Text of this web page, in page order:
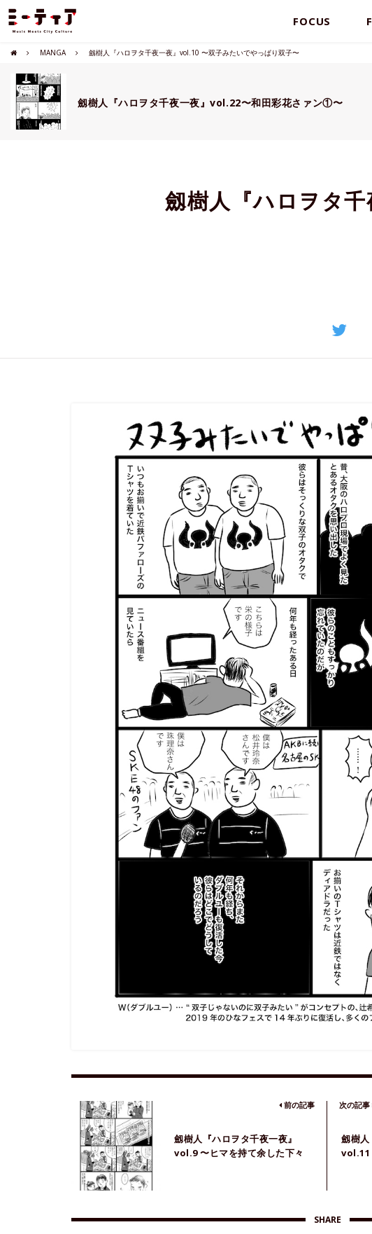
FOCUS
MANGA 劔樹人『ハロヲタ千夜一夜』vol.10 〜双子みたいでやっぱり双子〜
劔樹人『ハロヲタ千夜一夜』vol.22〜和田彩花さァン①〜
劔樹人『ハロヲタ
劔樹人『ハロヲタ千夜一夜』
vol.9 〜ヒマを持て余した下々
前の記事
劔樹人
vol.11
次の記事
SHARE